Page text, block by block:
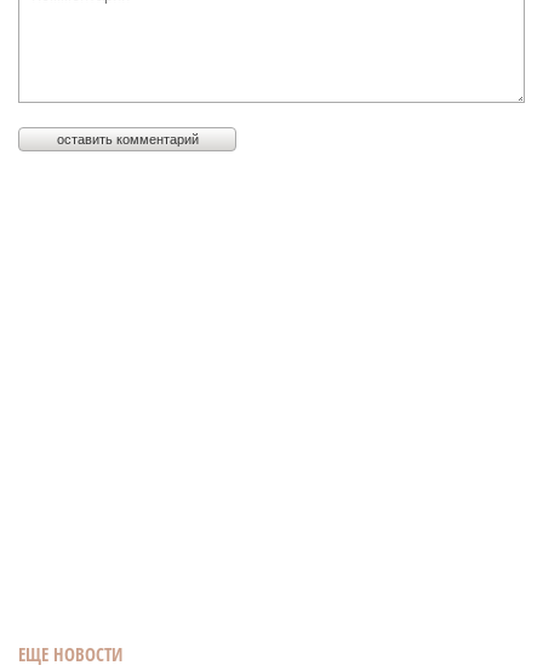
ЕЩЕ НОВОСТИ